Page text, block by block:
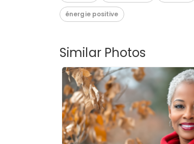
énergie positive
Similar Photos